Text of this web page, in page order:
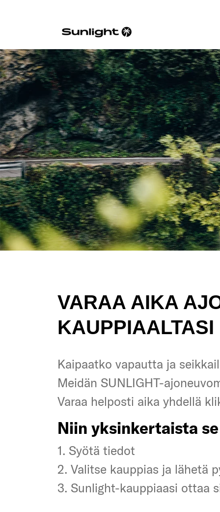
VARAA AIKA
KAUPPIAALTASI
Kaipaatko vapautta ja
Meidän SUNLIGHT-
Varaa helposti aika yhdellä
Niin yksinkertaista
1. Syötä tiedot
2. Valitse kauppias ja lähetä
3. Sunlight-kauppiaasi ottaa
Kaipaatko vapautta ja
Meidän SUNLIGHT-
Varaa helposti aika yhdellä
Niin yksinkertaista
1. Syötä tiedot
2. Valitse kauppias ja lähetä
3. Sunlight-kauppiaasi ottaa